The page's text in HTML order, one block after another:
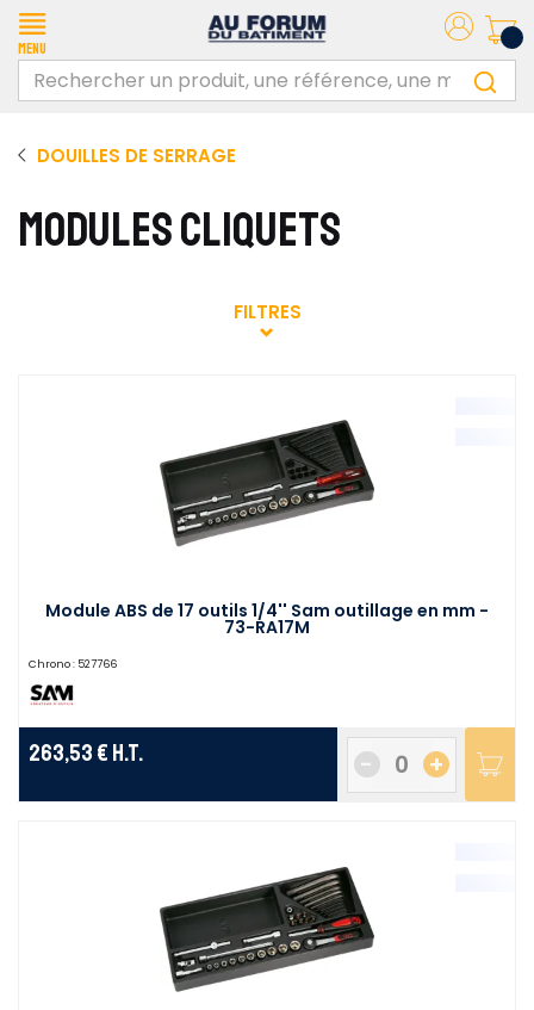
Menu
DOUILLES DE SERRAGE
MODULES CLIQUETS
FILTRES
Module ABS de 17 outils 1/4'' Sam outillage en mm -
73-RA17M
Chrono : 527766
263,53 € H.T. +
-